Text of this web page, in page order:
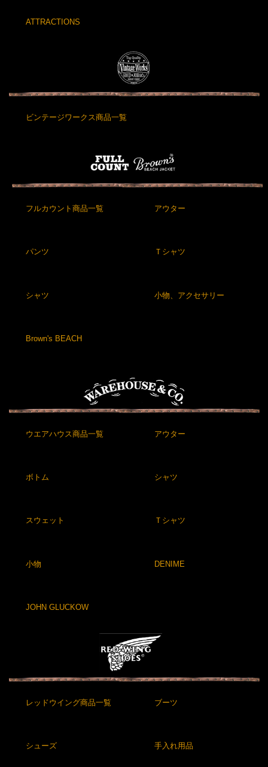
ATTRACTIONS
ビンテージワークス商品一覧
フルカウント商品一覧 アウター
パンツ Ｔシャツ
シャツ 小物、アクセサリー
Brown's BEACH
ウエアハウス商品一覧 アウター
ボトム シャツ
スウェット Ｔシャツ
小物 DENIME
JOHN GLUCKOW
レッドウイング商品一覧 ブーツ
シューズ 手入れ用品